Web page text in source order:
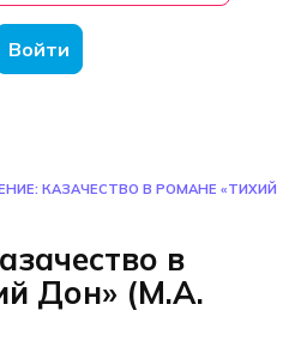
Войти
КАЗАЧЕСТВО В РОМАНЕ «ТИХИЙ
в
Дон» (М.А.